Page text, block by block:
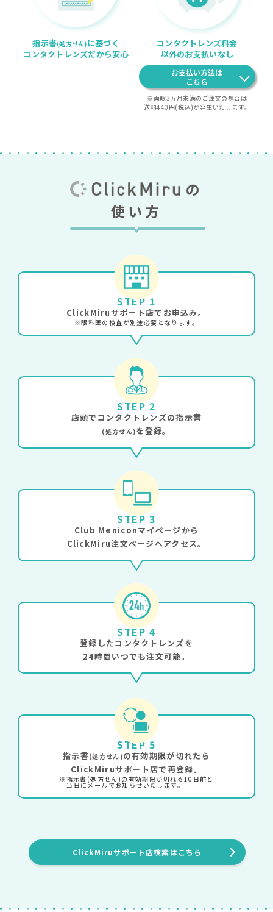
指示書(処方せん)に基づく
コンタクトレンズだから安心
コンタクトレンズ料金
以外のお支払いなし
お支払い方法は
こちら
※両眼3ヵ月未満のご注文の場合は
送料440円(税込)が発生いたします。
の
使い方
STEP 1
ClickMiruサポート店でお申込み。
※眼科医の検査が別途必要となります。
STEP 2
店頭でコンタクトレンズの指示書
(処方せん)を登録。
STEP 3
Club Meniconマイページから
ClickMiru注文ページへアクセス。
STEP 4
登録したコンタクトレンズを
24時間いつでも注文可能。
STEP 5
指示書(処方せん)の有効期限が切れたら
ClickMiruサポート店で再登録。
※指示書(処方せん)の有効期限が切れる10日前と
当日にメールでお知らせいたします。
ClickMiruサポート店検索はこちら